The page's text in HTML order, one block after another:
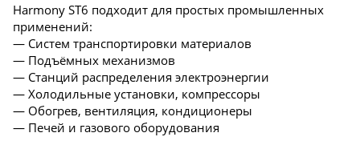
Harmony ST6 подходит для простых промышленных
применений:
— Систем транспортировки материалов
— Подъёмных механизмов
— Станций распределения электроэнергии
— Холодильные установки, компрессоры
— Обогрев, вентиляция, кондиционеры
— Печей и газового оборудования